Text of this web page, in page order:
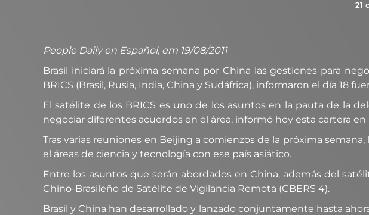
21
People Daily en Español, em 19/08/2011
Brasil iniciará la próxima semana por China las gestiones para
BRICS (Brasil, Rusia, India, China y Sudáfrica), informaron el día 18
El satélite de los BRICS es uno de los asuntos en la pauta de la
negociar diferentes acuerdos en el área, informó hoy esta cartera
Tras varias reuniones en Beijing a comienzos de la próxima
el áreas de ciencia y tecnología con ese país asiático.
Entre los asuntos que serán abordados en China, además del
Chino-Brasileño de Satélite de Vigilancia Remota (CBERS 4).
Brasil y China han desarrollado y lanzado conjuntamente hasta